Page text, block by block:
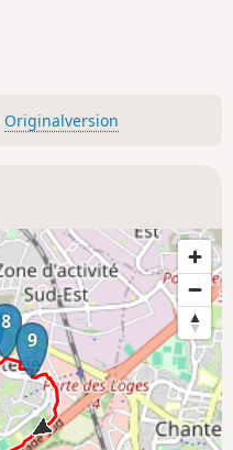
Originalversion
8
9